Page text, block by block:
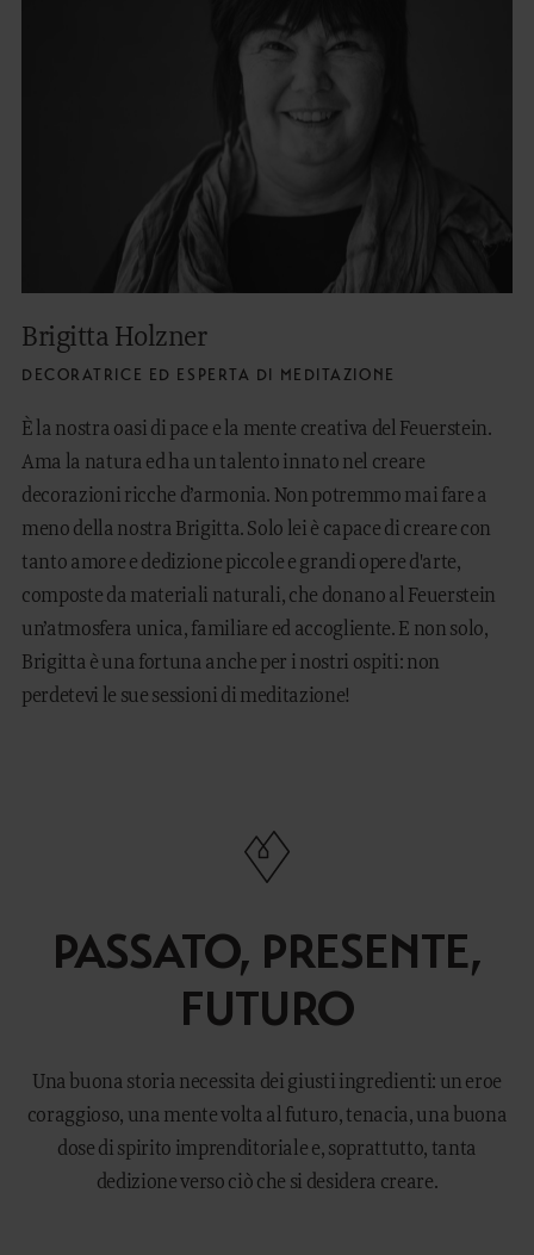
Brigitta Holzner
DECORATRICE ED ESPERTA DI MEDITAZIONE
È la nostra oasi di pace e la mente creativa del Feuerstein.
Ama la natura ed ha un talento innato nel creare
decorazioni ricche d’armonia. Non potremmo mai fare a
meno della nostra Brigitta. Solo lei è capace di creare con
tanto amore e dedizione piccole e grandi opere d'arte,
composte da materiali naturali, che donano al Feuerstein
un’atmosfera unica, familiare ed accogliente. E non solo,
Brigitta è una fortuna anche per i nostri ospiti: non
perdetevi le sue sessioni di meditazione!
PASSATO, PRESENTE,
FUTURO
Una buona storia necessita dei giusti ingredienti: un eroe
coraggioso, una mente volta al futuro, tenacia, una buona
dose di spirito imprenditoriale e, soprattutto, tanta
dedizione verso ciò che si desidera creare.